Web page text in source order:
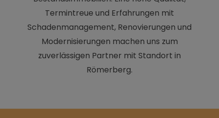
Termintreue und Erfahrungen mit
Schadenmanagement, Renovierungen und
Modernisierungen machen uns zum
zuverlässigen Partner mit Standort in
Römerberg.